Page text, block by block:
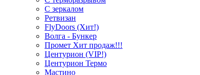
С зеркалом
Ретвизан
FlyDoors (Хит!)
Волга - Бункер
Промет Хит продаж!!!
Центурион (VIP!)
Центурион Термо
Мастино